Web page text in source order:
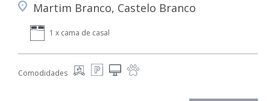
Martim Branco, Castelo Branco
1 x cama de casal
Comodidades